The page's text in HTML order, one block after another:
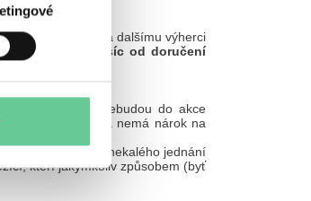
výhra předána dalšímu výherci
výhry je
1 měsíc od doručení
s pravidly akce nebudou do akce
se výhercem a nemá nárok na
nebo nekalého jednání
kteří jakýmkoliv způsobem (byť